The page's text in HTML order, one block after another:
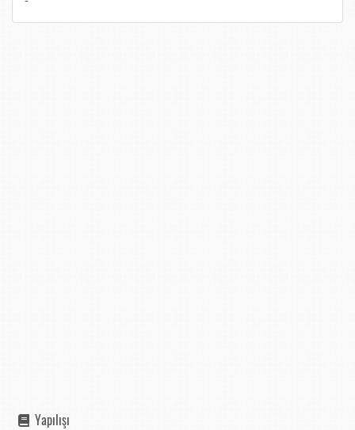
Yapılışı